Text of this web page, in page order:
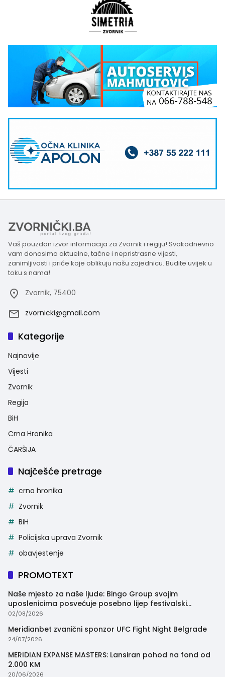
Vaš pouzdan izvor informacija za Zvornik i regiju! Svakodnevno
vam donosimo aktuelne, tačne i nepristrasne vijesti,
zanimljivosti i priče koje oblikuju našu zajednicu. Budite uvijek u
toku s nama!
Zvornik, 75400
zvornicki@gmail.com
Kategorije
Najnovije
Vijesti
Zvornik
Regija
BiH
Crna Hronika
ČARŠIJA
Najčešće pretrage
crna hronika
Zvornik
BiH
Policijska uprava Zvornik
obavjestenje
PROMOTEXT
Naše mjesto za naše ljude: Bingo Group svojim
uposlenicima posvećuje posebno lijep festivalski
trenutak
02/08/2026
Meridianbet zvanični sponzor UFC Fight Night Belgrade
24/07/2026
MERIDIAN EXPANSE MASTERS: Lansiran pohod na fond od
2.000 KM
20/06/2026